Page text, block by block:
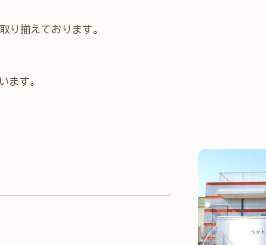
り揃えております。
ます。